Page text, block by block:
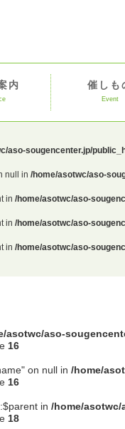
内 催しも
Event
aso-sougencenter.jp/
null in /home/asotwc/aso-
in /home/asotwc/aso-
in /home/asotwc/aso-
in /home/asotwc/aso-
asotwc/aso-
16
on null in /home/
16
in /home/
18